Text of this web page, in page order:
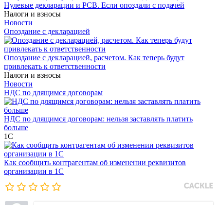
Нулевые декларации и РСВ. Если опоздали с подачей
Налоги и взносы
Новости
Опоздание с декларацией
Опоздание с декларацией, расчетом. Как теперь будут
привлекать к ответственности
Налоги и взносы
Новости
НДС по длящимся договорам
НДС по длящимся договорам: нельзя заставлять платить
больше
1С
Как сообщить контрагентам об изменении реквизитов
организации в 1C